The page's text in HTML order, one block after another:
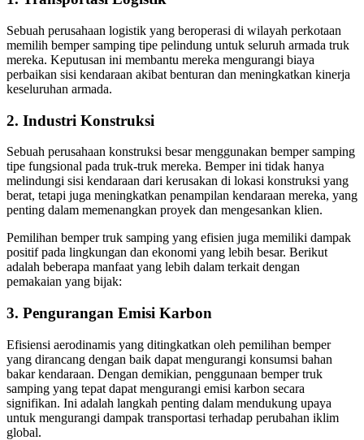
Sebuah perusahaan logistik yang beroperasi di wilayah perkotaan
memilih bemper samping tipe pelindung untuk seluruh armada truk
mereka. Keputusan ini membantu mereka mengurangi biaya
perbaikan sisi kendaraan akibat benturan dan meningkatkan kinerja
keseluruhan armada.
2. Industri Konstruksi
Sebuah perusahaan konstruksi besar menggunakan bemper samping
tipe fungsional pada truk-truk mereka. Bemper ini tidak hanya
melindungi sisi kendaraan dari kerusakan di lokasi konstruksi yang
berat, tetapi juga meningkatkan penampilan kendaraan mereka, yang
penting dalam memenangkan proyek dan mengesankan klien.
Pemilihan bemper truk samping yang efisien juga memiliki dampak
positif pada lingkungan dan ekonomi yang lebih besar. Berikut
adalah beberapa manfaat yang lebih dalam terkait dengan
pemakaian yang bijak:
3. Pengurangan Emisi Karbon
Efisiensi aerodinamis yang ditingkatkan oleh pemilihan bemper
yang dirancang dengan baik dapat mengurangi konsumsi bahan
bakar kendaraan. Dengan demikian, penggunaan bemper truk
samping yang tepat dapat mengurangi emisi karbon secara
signifikan. Ini adalah langkah penting dalam mendukung upaya
untuk mengurangi dampak transportasi terhadap perubahan iklim
global.